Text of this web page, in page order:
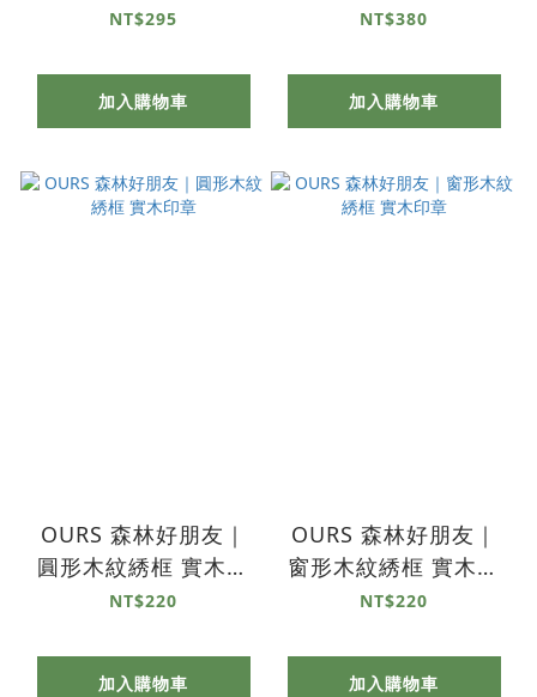
NT$295
加入購物車
組
NT$380
加入購物車
OURS 森林好朋友｜
圓形木紋綉框 實木印
章
NT$220
加入購物車
OURS 森林好朋友｜
窗形木紋綉框 實木印
章
NT$220
加入購物車